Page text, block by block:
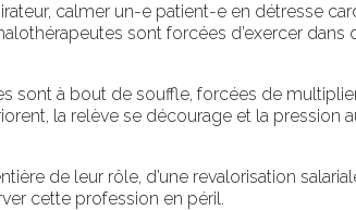
calmer un-e patient-e en détresse
sont forcées d’exercer dans
sont à bout de souffle, forcées de
la relève se décourage et la pression
de leur rôle, d’une revalorisation
cette profession en péril.